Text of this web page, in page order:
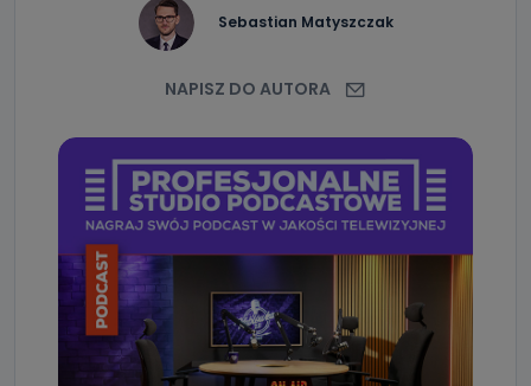
Sebastian Matyszczak
NAPISZ DO AUTORA